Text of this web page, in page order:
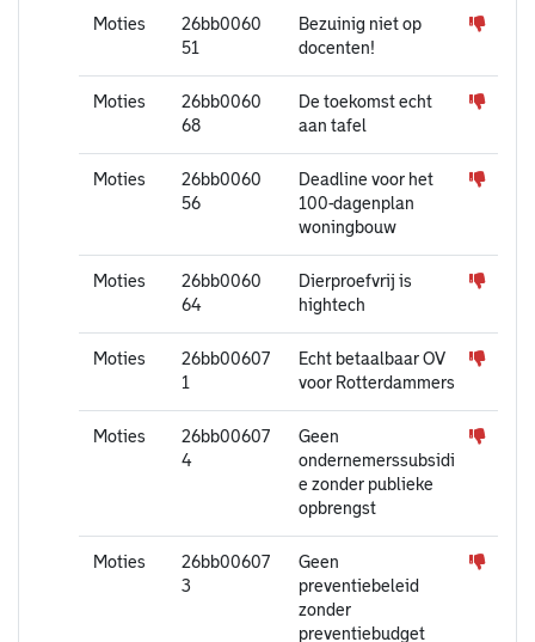
Moties
26bb0060
51
Bezuinig niet op
docenten!
Moties
26bb0060
68
De toekomst echt
aan tafel
Moties
26bb0060
56
Deadline voor het
100-dagenplan
woningbouw
Moties
26bb0060
64
Dierproefvrij is
hightech
Moties
26bb00607
1
Echt betaalbaar OV
voor Rotterdammers
Moties
26bb00607
4
Geen
ondernemerssubsidi
e zonder publieke
opbrengst
Moties
26bb00607
3
Geen
preventiebeleid
zonder
preventiebudget